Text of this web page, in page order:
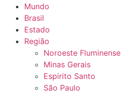
Mundo
Brasil
Estado
Região
Noroeste Fluminense
Minas Gerais
Espirito Santo
São Paulo